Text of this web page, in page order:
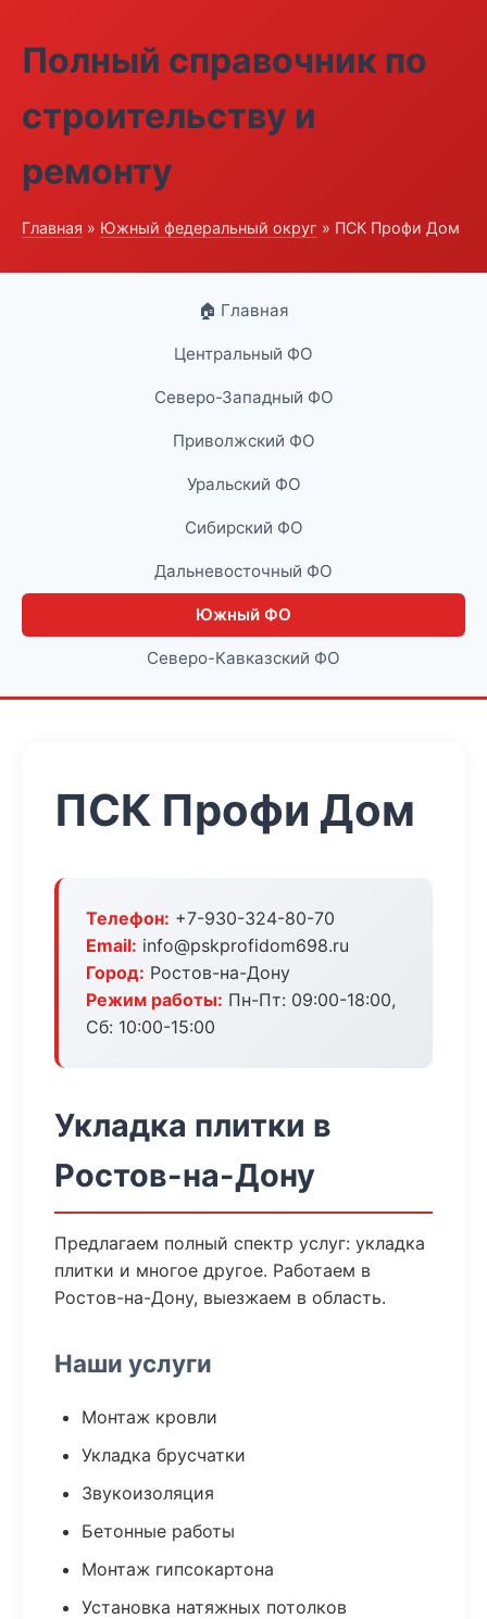
Полный справочник по
строительству и
ремонту
Главная » Южный федеральный округ » ПСК Профи Дом
🏠 Главная
Центральный ФО
Северо-Западный ФО
Приволжский ФО
Уральский ФО
Сибирский ФО
Дальневосточный ФО
Южный ФО
Северо-Кавказский ФО
ПСК Профи Дом
Телефон: +7-930-324-80-70
Email: info@pskprofidom698.ru
Город: Ростов-на-Дону
Режим работы: Пн-Пт: 09:00-18:00,
Сб: 10:00-15:00
Укладка плитки в
Ростов-на-Дону
Предлагаем полный спектр услуг: укладка
плитки и многое другое. Работаем в
Ростов-на-Дону, выезжаем в область.
Наши услуги
Монтаж кровли
Укладка брусчатки
Звукоизоляция
Бетонные работы
Монтаж гипсокартона
Установка натяжных потолков